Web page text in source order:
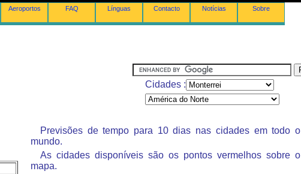
Aeroportos FAQ Línguas Contacto Notícias Sobre
Cidades :
Previsões de tempo para 10 dias nas cidades em todo o
mundo.
As cidades disponíveis são os pontos vermelhos sobre o
mapa.